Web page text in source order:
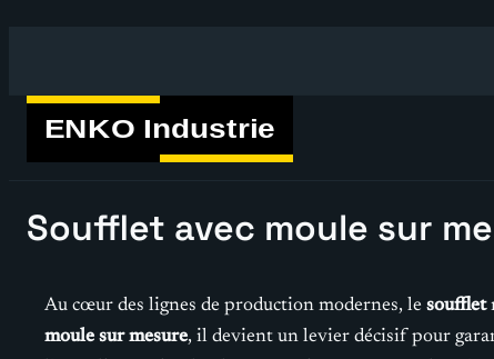
Soufflet avec moule sur
Au cœur des lignes de production modernes, le soufflet
moule sur mesure, il devient un levier décisif pour